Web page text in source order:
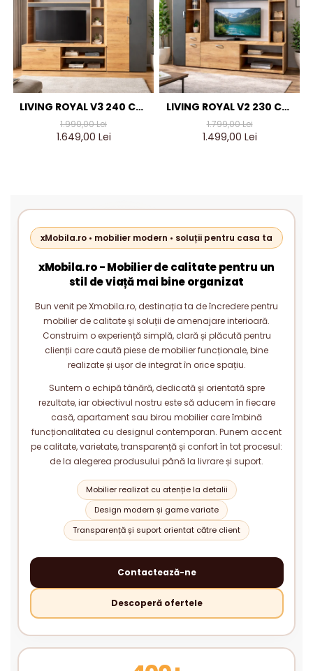
LIVING ROYAL V3 240 CM,
STEJAR AURIU & GRI
ANTRACIT – MOBILIER
1.990,00 Lei
1.649,00 Lei
LIVING ROYAL V2 230 CM,
STEJAR AURIU & GRI
ANTRACIT – MOBILIER
1.799,00 Lei
1.499,00 Lei
xMobila.ro • mobilier modern • soluții pentru casa ta
xMobila.ro - Mobilier de calitate pentru un
stil de viață mai bine organizat
Bun venit pe Xmobila.ro, destinația ta de încredere pentru
mobilier de calitate și soluții de amenajare interioară.
Construim o experiență simplă, clară și plăcută pentru
clienții care caută piese de mobilier funcționale, bine
realizate și ușor de integrat în orice spațiu.
Suntem o echipă tânără, dedicată și orientată spre
rezultate, iar obiectivul nostru este să aducem în fiecare
casă, apartament sau birou mobilier care îmbină
funcționalitatea cu designul contemporan. Punem accent
pe calitate, varietate, transparență și confort în tot procesul:
de la alegerea produsului până la livrare și suport.
Mobilier realizat cu atenție la detalii
Design modern și game variate
Transparență și suport orientat către client
Contactează-ne
Descoperă ofertele